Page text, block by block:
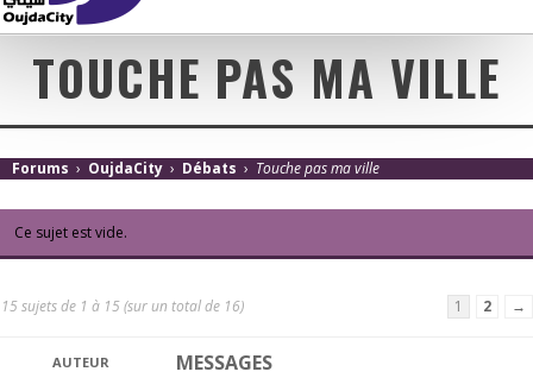
TOUCHE PAS MA VILLE
Forums › OujdaCity › Débats › Touche pas ma ville
Ce sujet est vide.
15 sujets de 1 à 15 (sur un total de 16) 1 2 →
AUTEUR MESSAGES